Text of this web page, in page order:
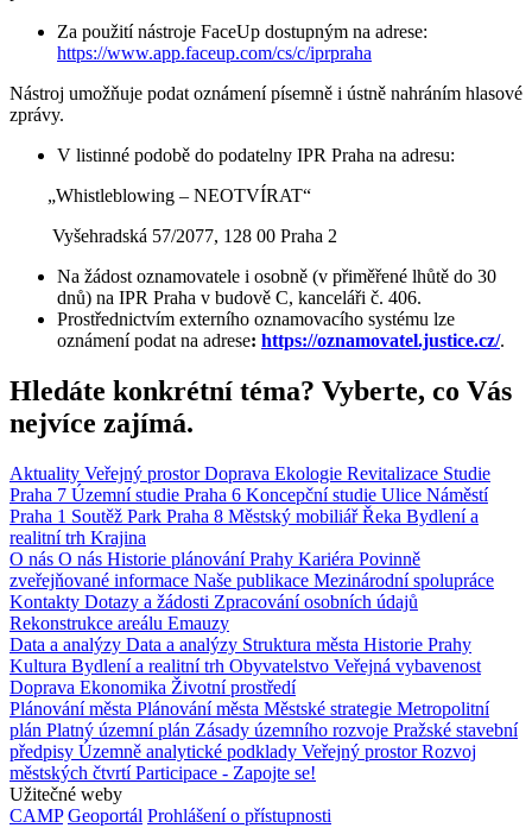
Za použití nástroje FaceUp dostupným na adrese:
https://www.app.faceup.com/cs/c/iprpraha
Nástroj umožňuje podat oznámení písemně i ústně nahráním hlasové
zprávy.
V listinné podobě do podatelny IPR Praha na adresu:
„Whistleblowing – NEOTVÍRAT“
Vyšehradská 57/2077, 128 00 Praha 2
Na žádost oznamovatele i osobně (v přiměřené lhůtě do 30
dnů) na IPR Praha v budově C, kanceláři č. 406.
Prostřednictvím externího oznamovacího systému lze
oznámení podat na adrese: https://oznamovatel.justice.cz/.
Hledáte konkrétní téma? Vyberte, co Vás
nejvíce zajímá.
Aktuality Veřejný prostorDoprava Ekologie Revitalizace Studie
Praha 7 Územní studie Praha 6 Koncepční studie Ulice Náměstí
Praha 1 Soutěž Park Praha 8 Městský mobiliářŘeka Bydlení a
realitní trh Krajina
O nás O nás Historie plánování Prahy Kariéra Povinně
zveřejňované informace Naše publikace Mezinárodní spolupráce
Kontakty Dotazy a žádosti Zpracování osobních údajů
Rekonstrukce areálu Emauzy
Data a analýzy Data a analýzy Struktura města Historie Prahy
Kultura Bydlení a realitní trh Obyvatelstvo Veřejná vybavenost
Doprava Ekonomika Životní prostředí
Plánování města Plánování města Městské strategie Metropolitní
plán Platný územní plán Zásady územního rozvoje Pražské stavební
předpisy Územně analytické podklady Veřejný prostorRozvoj
městských čtvrtíParticipace - Zapojte se!
Užitečné weby
CAMP Geoportál Prohlášení o přístupnosti